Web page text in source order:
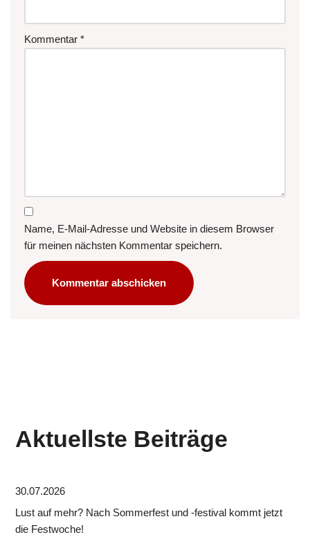
Kommentar *
Name, E-Mail-Adresse und Website in diesem Browser
für meinen nächsten Kommentar speichern.
Aktuellste Beiträge
30.07.2026
Lust auf mehr? Nach Sommerfest und -festival kommt jetzt
die Festwoche!